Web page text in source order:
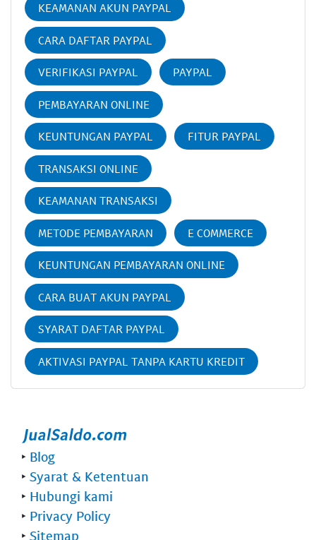
KEAMANAN AKUN PAYPAL
CARA DAFTAR PAYPAL
VERIFIKASI PAYPAL PAYPAL
PEMBAYARAN ONLINE
KEUNTUNGAN PAYPAL FITUR PAYPAL
TRANSAKSI ONLINE
KEAMANAN TRANSAKSI
METODE PEMBAYARAN E COMMERCE
KEUNTUNGAN PEMBAYARAN ONLINE
CARA BUAT AKUN PAYPAL
SYARAT DAFTAR PAYPAL
AKTIVASI PAYPAL TANPA KARTU KREDIT
‣ Blog
‣ Syarat & Ketentuan
‣ Hubungi kami
‣ Privacy Policy
‣ Sitemap